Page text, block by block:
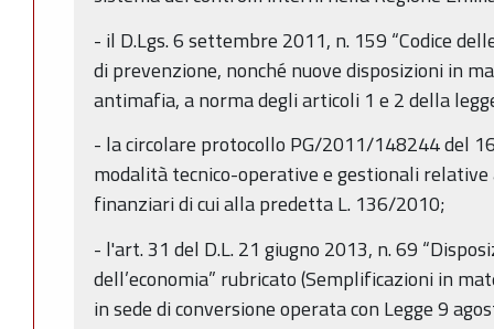
- il D.Lgs. 6 settembre 2011, n. 159 “Codice
di prevenzione, nonché nuove disposizioni in
antimafia, a norma degli articoli 1 e 2 della
- la circolare protocollo PG/2011/148244 del
modalità tecnico-operative e gestionali
finanziari di cui alla predetta L. 136/2010;
- l'art. 31 del D.L. 21 giugno 2013, n. 69
dell’economia” rubricato (Semplificazioni in
in sede di conversione operata con Legge 9